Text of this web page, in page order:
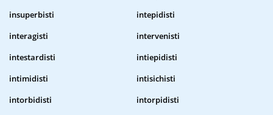
insuperbisti
intepidisti
interagisti
intervenisti
intestardisti
intiepidisti
intimidisti
intisichisti
intorbidisti
intorpidisti